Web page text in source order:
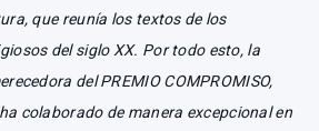
que reunía los textos de los
del siglo XX. Por todo esto, la
del PREMIO COMPROMISO,
colaborado de manera excepcional en